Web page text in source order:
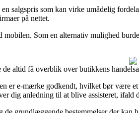
salgspris som kan virke umådelig
på nettet.
Som en alternativ mulighed
altid få overblik over butikkens
er e-mærke godkendt, hvilket bør være
dig anledning til at blive assisteret,